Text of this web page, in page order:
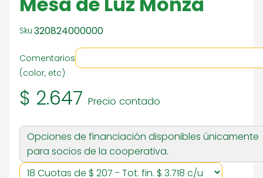
Sku:320824000000
Comentarios
(color, etc)
$ 2.647 Precio contado
Opciones de financiación disponibles únicamente
para socios de la cooperativa.